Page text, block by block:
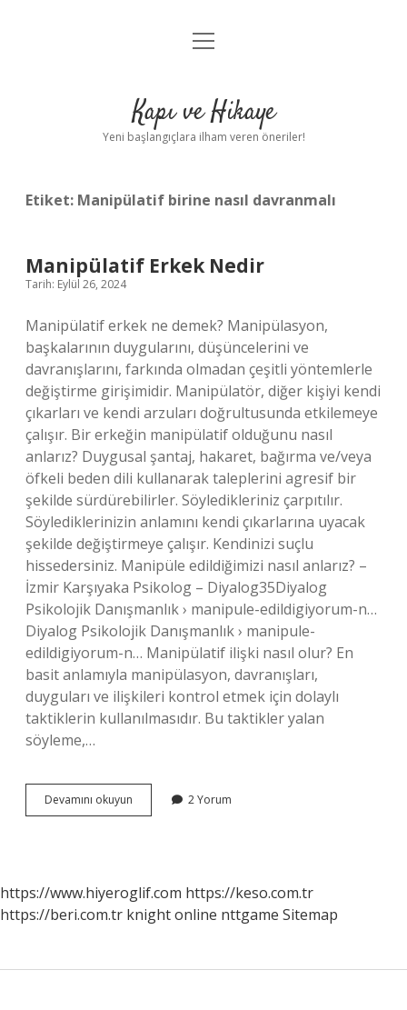
Anasayfa
Yasal Uyarı
menüyü
Kapı ve Hikaye
Yeni başlangıçlara ilham veren öneriler!
Etiket: Manipülatif birine nasıl davranmalı
Manipülatif Erkek Nedir
Tarih: Eylül 26, 2024
Manipülatif erkek ne demek? Manipülasyon,
başkalarının duygularını, düşüncelerini ve
davranışlarını, farkında olmadan çeşitli yöntemlerle
değiştirme girişimidir. Manipülatör, diğer kişiyi kendi
çıkarları ve kendi arzuları doğrultusunda etkilemeye
çalışır. Bir erkeğin manipülatif olduğunu nasıl
anlarız? Duygusal şantaj, hakaret, bağırma ve/veya
öfkeli beden dili kullanarak taleplerini agresif bir
şekilde sürdürebilirler. Söyledikleriniz çarpıtılır.
Söylediklerinizin anlamını kendi çıkarlarına uyacak
şekilde değiştirmeye çalışır. Kendinizi suçlu
hissedersiniz. Manipüle edildiğimizi nasıl anlarız? –
İzmir Karşıyaka Psikolog – Diyalog35Diyalog
Psikolojik Danışmanlık › manipule-edildigiyorum-n…
Diyalog Psikolojik Danışmanlık › manipule-
edildigiyorum-n… Manipülatif ilişki nasıl olur? En
basit anlamıyla manipülasyon, davranışları,
duyguları ve ilişkileri kontrol etmek için dolaylı
taktiklerin kullanılmasıdır. Bu taktikler yalan
söyleme,…
Devamını okuyun Manipülatif
Erkek
2 Yorum
https://www.hiyeroglif.com https://keso.com.tr
https://beri.com.tr knight online nttgame Sitemap